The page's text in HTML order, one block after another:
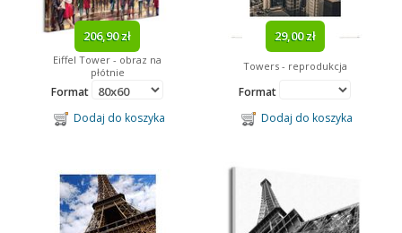
206,90 zł
Eiffel Tower - obraz na
płótnie
Format
Dodaj do koszyka
29,00 zł
Towers - reprodukcja
Format
Dodaj do koszyka